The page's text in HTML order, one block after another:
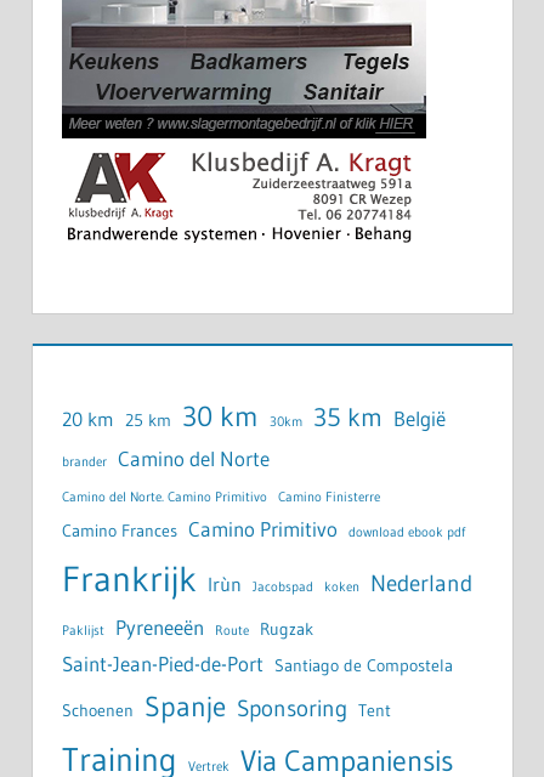
20 km 25 km 30 km 30km 35 km België
brander Camino del Norte
Camino del Norte. Camino Primitivo Camino Finisterre
Camino Frances Camino Primitivo download ebook pdf
Frankrijk Irùn Jacobspad koken Nederland
Paklijst Pyreneeën Route Rugzak
Saint-Jean-Pied-de-Port Santiago de Compostela
Schoenen Spanje Sponsoring Tent
Training Vertrek Via Campaniensis